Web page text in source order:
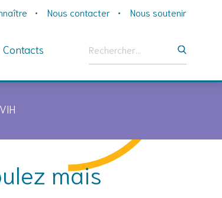
Nous contacter Nous soutenir
Contacts
mais